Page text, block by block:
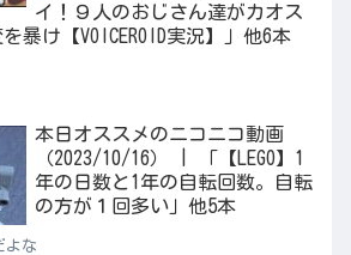
イ！９人のおじさん達がカオス
暴け【VOICEROID実況】」他6本
本日オススメのニコニコ動画
（2023/10/16） | 「【LEGO】1
年の日数と1年の自転回数。自転
の方が１回多い」他5本
よな